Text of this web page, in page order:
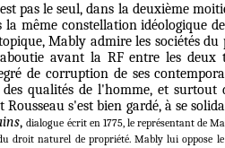
pas le seul, dans la deuxième
la même constellation idéologique
Mably admire les sociétés
avant la RF entre les deux
de corruption de ses
des qualités de l'homme, et
Rousseau s'est bien gardé, à se
,dialogue écrit en 1775, le représentant de
droit naturel de propriété. Mably lui oppose